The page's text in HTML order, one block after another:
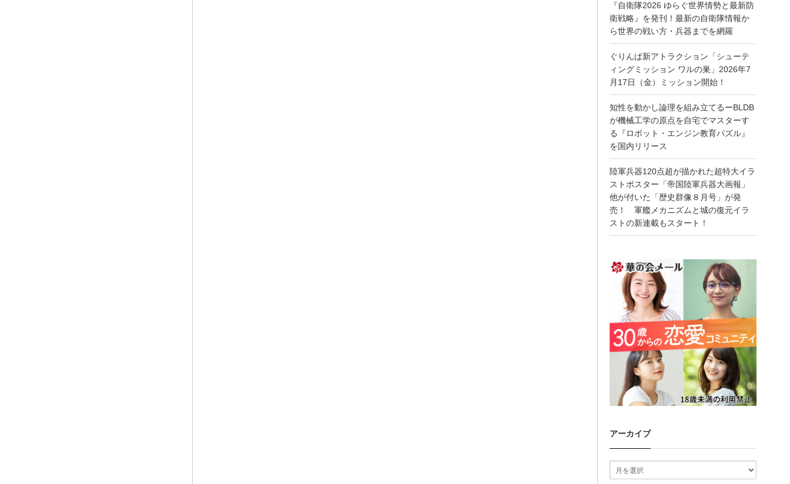
『自衛隊2026 ゆらぐ世界情勢と最新防
衛戦略』を発刊！最新の自衛隊情報か
ら世界の戦い方・兵器までを網羅
ぐりんぱ新アトラクション「シューテ
ィングミッション ワルの巣」2026年7
月17日（金）ミッション開始！
知性を動かし論理を組み立てるーBLDB
が機械工学の原点を自宅でマスターす
る『ロボット・エンジン教育パズル』
を国内リリース
陸軍兵器120点超が描かれた超特大イラ
ストポスター「帝国陸軍兵器大画報」
他が付いた「歴史群像８月号」が発
売！ 軍艦メカニズムと城の復元イラ
ストの新連載もスタート！
アーカイブ